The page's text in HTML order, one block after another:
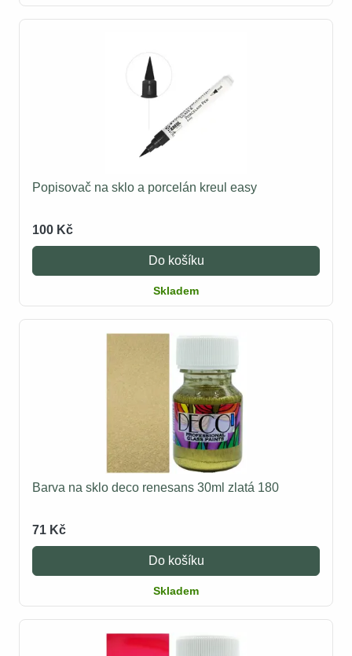
Popisovač na sklo a porcelán kreul easy
100 Kč
Do košíku
Skladem
Barva na sklo deco renesans 30ml zlatá 180
71 Kč
Do košíku
Skladem